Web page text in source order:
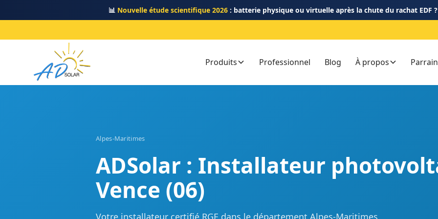
📊 Nouvelle étude scientifique 2026: batterie physique ou virtuelle après la chute du rachat EDF ?
Produits Professionnel Blog À propos
Alpes-Maritimes
ADSolar : Installateur
Vence (06)
Votre installateur certifié RGE dans le département Alpes-Maritimes